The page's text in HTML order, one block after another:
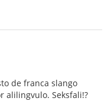
de franca slango
alilingvulo. Seksfali!?